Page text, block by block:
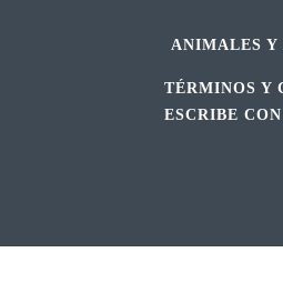
ANIMALES Y
TÉRMINOS Y
ESCRIBE